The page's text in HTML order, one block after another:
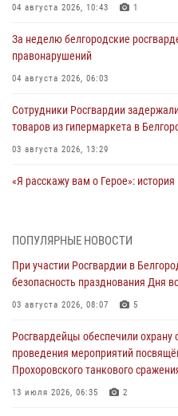
04 августа 2026, 10:43 1
За неделю белгородские
правонарушений
04 августа 2026, 06:03
Сотрудники Росгвардии
товаров из гипермаркета в
03 августа 2026, 13:29
«Я расскажу вам о Герое»:
сборов «Армата» в Белгородской
03 августа 2026, 10:12
безопасность празднования Дня
03 августа 2026, 08:07
«Росгвардия. Вехи истории»:
ПОПУЛЯРНЫЕ НОВОСТИ
При участии Росгвардии в
безопасность празднования Дня
03 августа 2026, 08:07 5
Росгвардейцы обеспечили
проведения мероприятий
Прохоровского танкового
13 июля 2026, 06:35 2